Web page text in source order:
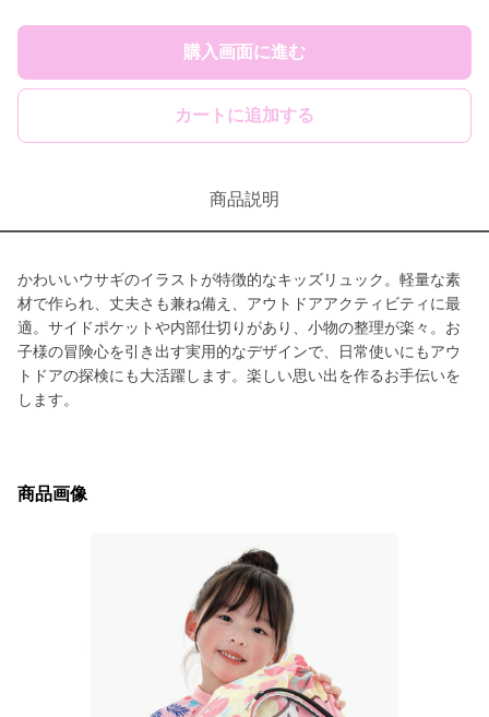
購入画面に進む
カートに追加する
商品説明
かわいいウサギのイラストが特徴的なキッズリュック。軽量な素
材で作られ、丈夫さも兼ね備え、アウトドアアクティビティに最
適。サイドポケットや内部仕切りがあり、小物の整理が楽々。お
子様の冒険心を引き出す実用的なデザインで、日常使いにもアウ
トドアの探検にも大活躍します。楽しい思い出を作るお手伝いを
します。
商品画像